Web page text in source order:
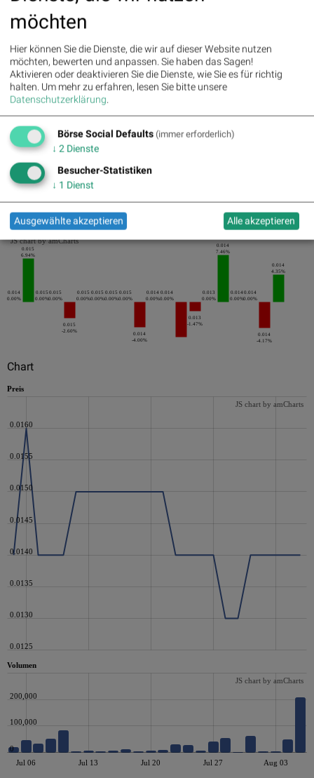
30.07.2026
07.07.2026 -12.2%
27.07.2026 -5.56%
Pics
Die letzten 20 Tage der Periode
0.014
0.00%
0.015
6.94%
0.015
0.00%
0.015
0.00%
0.015
-2.60%
0.015
0.00%
0.015
0.00%
0.015
0.00%
0.015
0.00%
0.014
-4.00%
0.014
0.00%
0.014
0.00%
0.013
-1.47%
0.013
0.00%
0.014
7.46%
0.014
0.00%
0.014
0.00%
0.014
-4.17%
0.014
4.35%
JS chart by amCharts
Chart
Preis
0.0125
0.0130
0.0135
0.0140
0.0145
0.0150
0.0155
0.0160
JS chart by amCharts
Volumen
Jul 06 Jul 13 Jul 20 Jul 27 Aug 03
0
100,000
200,000
JS chart by amCharts
möchten
Hier können Sie die Dienste, die wir auf dieser Website nutzen
möchten, bewerten und anpassen. Sie haben das Sagen!
Aktivieren oder deaktivieren Sie die Dienste, wie Sie es für richtig
halten. Um mehr zu erfahren, lesen Sie bitte unsere
Datenschutzerklärung.
Börse Social Defaults (immer erforderlich)
↓ 2 Dienste
Besucher-Statistiken
↓ 1 Dienst
Ausgewählte akzeptieren Alle akzeptieren